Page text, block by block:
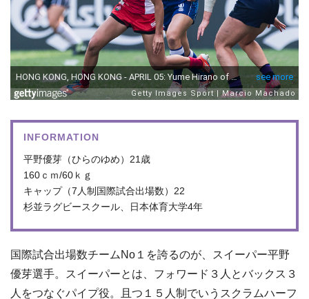
INFORMATION
平野優芽（ひらのゆめ）21歳
160ｃｍ/60ｋｇ
キャップ（7人制国際試合出場数）22
杉並ラグビースクール、日本体育大学4年
国際試合出場数チームNo１を誇るのが、スイーパー平野
優芽選手。スイーパーとは、フォワード３人とバックス３
人をつなぐパイプ役。且つ１５人制でいうスクラムハーフ